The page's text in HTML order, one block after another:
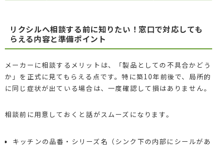
リクシルへ相談する前に知りたい！窓口で対応しても
らえる内容と準備ポイント
メーカーに相談するメリットは、「製品としての不具合かどう
か」を正式に見てもらえる点です。特に築10年前後で、局所的
に同じ症状が出ている場合は、一度確認して損はありません。
相談前に用意しておくと話がスムーズになります。
キッチンの品番・シリーズ名（シンク下の内部にシールがあ